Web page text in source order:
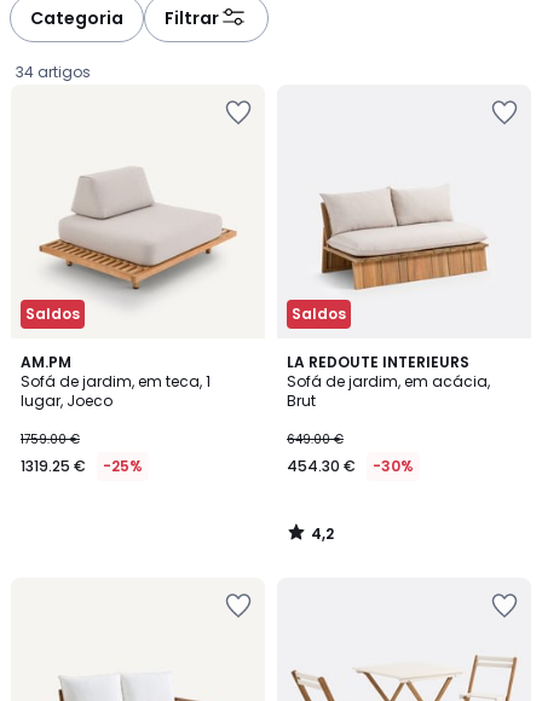
Categoria Filtrar
34 artigos
Saldos
AM.PM
Sofá de jardim, em teca, 1
lugar, Joeco
€
em
1759.00 €
1319.25 € -25%
Saldos
LA REDOUTE INTERIEURS
Sofá de jardim, em acácia,
Brut
649.00 €
454.30 € -30%
4,2
/ 5
4,2
/